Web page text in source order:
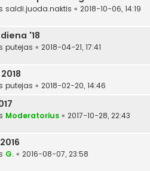
saldi.juoda.naktis « 2018-10-06, 14:19
'18
putejas « 2018-04-21, 17:41
putejas « 2018-02-20, 14:46
Moderatorius « 2017-10-28, 22:43
G. « 2016-08-07, 23:58